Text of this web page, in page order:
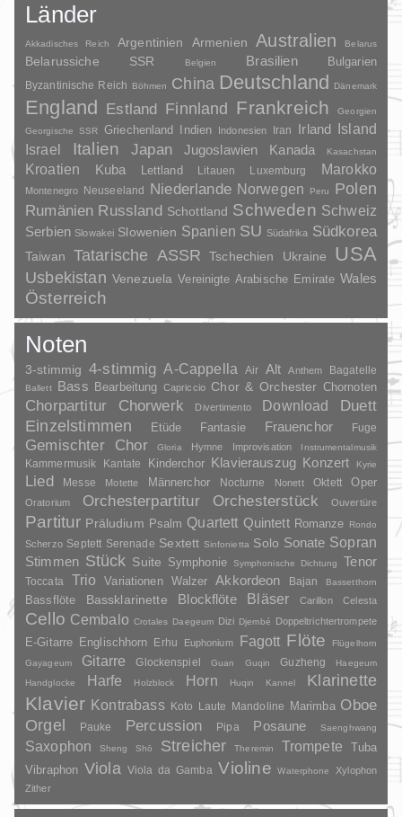
Länder
Akkadisches Reich Argentinien Armenien Australien Belarus
Belarussiche SSR Belgien Brasilien Bulgarien
Byzantinische Reich Böhmen China Deutschland Dänemark
England Estland Finnland Frankreich
Georgien
Georgische SSR
Griechenland Indien Indonesien Iran Irland
Island
Israel
Italien Japan Jugoslawien Kanada Kasachstan
Kroatien Kuba Lettland Litauen Luxemburg Marokko
Montenegro Neuseeland Niederlande Norwegen Peru
Polen
Rumänien Russland Schottland Schweden Schweiz
Serbien Slowakei Slowenien Spanien SU Südafrika Südkorea
Taiwan Tatarische ASSR Tschechien Ukraine USA
Usbekistan Venezuela Vereinigte Arabische Emirate Wales
Österreich
Noten
3-stimmig 4-stimmig A-Cappella Air Alt Anthem Bagatelle
Ballett Bass Bearbeitung Capriccio Chor & Orchester Chornoten
Chorpartitur Chorwerk Divertimento Download
Duett
Einzelstimmen
Etüde Fantasie Frauenchor Fuge
Gemischter Chor Gloria Hymne Improvisation Instrumentalmusik
Kammermusik Kantate Kinderchor Klavierauszug Konzert Kyrie
Lied Messe Motette Männerchor Nocturne Nonett Oktett Oper
Oratorium Orchesterpartitur Orchesterstück Ouvertüre
Partitur Präludium Psalm Quartett Quintett Romanze Rondo
Scherzo Septett Serenade Sextett Sinfonietta Solo Sonate Sopran
Stimmen Stück Suite Symphonie Symphonische Dichtung Tenor
Toccata Trio Variationen Walzer Akkordeon Bajan Bassetthorn
Bassflöte Bassklarinette Blockflöte Bläser Carillon Celesta
Cello Cembalo Crotales Daegeum Dizi Djembé Doppeltrichtertrompete
E-Gitarre Englischhorn Erhu Euphonium Fagott Flöte
Flügelhorn
Gayageum
Gitarre Glockenspiel Guan Guqin Guzheng
Haegeum
Handglocke
Harfe Holzblock Horn Huqin Kannel Klarinette
Klavier Kontrabass Koto Laute Mandoline Marimba Oboe
Orgel Pauke Percussion Pipa Posaune Saenghwang
Saxophon Sheng Shō Streicher Theremin Trompete
Tuba
Vibraphon Viola Viola da Gamba Violine Waterphone
Xylophon
Zither